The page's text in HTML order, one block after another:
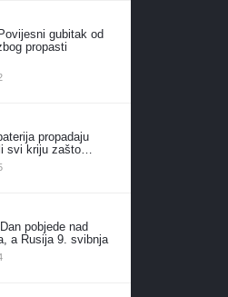
gubitak od
propasti
komentara
propadaju
svi kriju zašto…
komentara
pobjede nad
a Rusija 9. svibnja
komentara